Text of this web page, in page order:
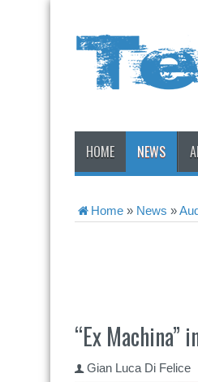
HOME NEWS
Home » News »
“Ex Machina”
Gian Luca Di Felice